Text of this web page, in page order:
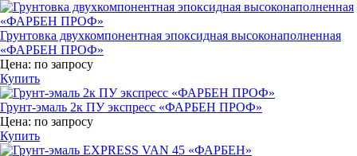
Грунтовка двухкомпонентная эпоксидная высоконаполненная
«ФАРБЕН ПРОФ»
Цена: по запросу
Купить
Грунт-эмаль 2к ПУ экспресс «ФАРБЕН ПРОФ»
Цена: по запросу
Купить